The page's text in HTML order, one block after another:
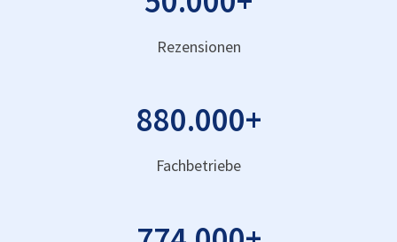
Rezensionen
880.000+
Fachbetriebe